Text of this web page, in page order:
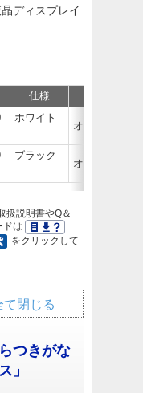
ディスプレイ
仕様
ホワイト
オープン価
ブラック
オープン価
説明書やQ＆
ドは
をクリックして
て閉じる
つきがな
」